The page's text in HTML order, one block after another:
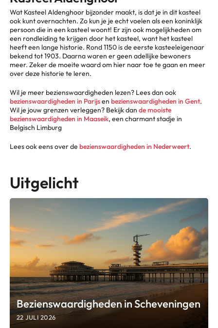
Wat Kasteel Aldenghoor bijzonder maakt, is dat je in dit kasteel
ook kunt overnachten. Zo kun je je echt voelen als een koninklijk
persoon die in een kasteel woont! Er zijn ook mogelijkheden om
een rondleiding te krijgen door het kasteel, want het kasteel
heeft een lange historie. Rond 1150 is de eerste kasteeleigenaar
bekend tot 1903. Daarna waren er geen adellijke bewoners
meer. Zeker de moeite waard om hier naar toe te gaan en meer
over deze historie te leren.
Wil je meer bezienswaardigheden lezen? Lees dan ook
bezienswaardigheden in Parijsen bezienswaardigheden in Gent.
Wil je jouw grenzen verleggen? Bekijk dan de mooiste
bezienswaardigheden in Maaseik, een charmant stadje in
Belgisch Limburg
Lees ook eens over de bezienswaardigheden in Nederweert.
Uitgelicht
Bezienswaardigheden in Scheveningen
22 JULI 2026